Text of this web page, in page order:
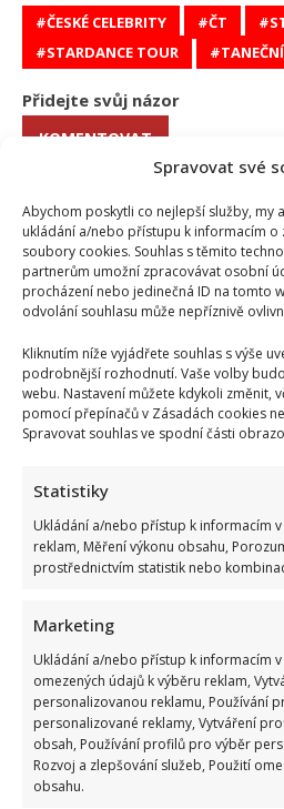
Spravovat své
Abychom poskytli co nejlepší služby, my
ukládání a/nebo přístupu k informacím o
soubory cookies. Souhlas s těmito
partnerům umožní zpracovávat osobní
procházení nebo jedinečná ID na tomto
odvolání souhlasu může nepříznivě
Kliknutím níže vyjádřete souhlas s výše
podrobnější rozhodnutí. Vaše volby
webu. Nastavení můžete kdykoli změnit,
pomocí přepínačů v Zásadách cookies
Spravovat souhlas ve spodní části
Statistiky
Ukládání a/nebo přístup k informacím
reklam, Měření výkonu obsahu,
prostřednictvím statistik nebo
Marketing
Ukládání a/nebo přístup k informacím
omezených údajů k výběru reklam,
personalizovanou reklamu, Používání
personalizované reklamy, Vytváření
obsah, Používání profilů pro výběr
Rozvoj a zlepšování služeb, Použití
obsahu.
ČESKÉ CELEBRITY ČT
STARDANCE TOUR
Přidejte svůj názor
KOMENTOVAT
Richard Touš
Richard skvěle doplňuje tým naší
redakci zakotvil v našem magazínu.
filmu a herců. Také ovšem sleduje vše,
děje. Naši čtenáři jistě ocení jeho
showbyznysu. Ve volném čase